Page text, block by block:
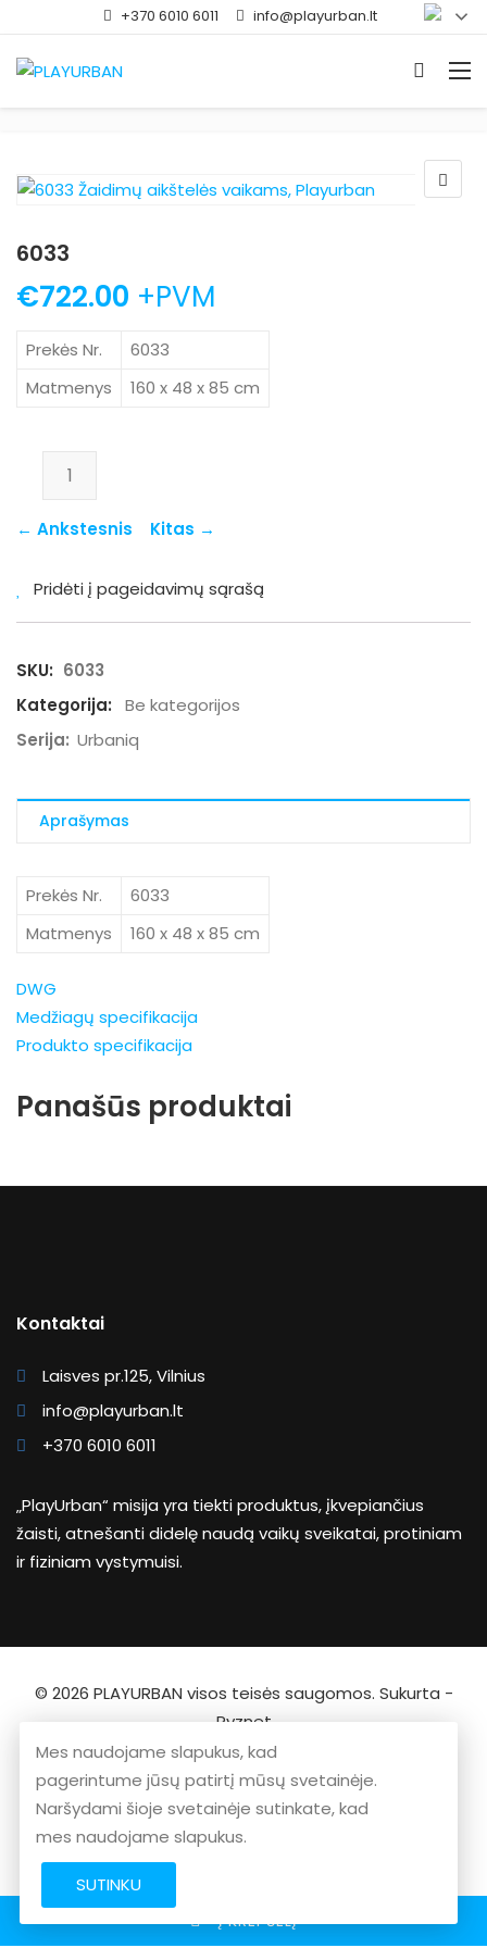
+370 6010 6011 info@playurban.lt
6033
€722.00 +PVM
Prekės Nr.
6033
Matmenys
160 x 48 x 85 cm
produkto kiekis: 6033
Į KREPŠELĮ
← Ankstesnis Kitas →
Pridėti į pageidavimų sąrašą
SKU: 6033
Kategorija:
Be kategorijos
Serija: Urbaniq
Aprašymas
Prekės Nr.
6033
Matmenys
160 x 48 x 85 cm
DWG
Medžiagų specifikacija
Produkto specifikacija
Panašūs produktai
Kontaktai
Laisves pr.125, Vilnius
info@playurban.lt
+370 6010 6011
„PlayUrban“ misija yra tiekti produktus, įkvepiančius
žaisti, atnešanti didelę naudą vaikų sveikatai, protiniam
ir fiziniam vystymuisi.
© 2026 PLAYURBAN visos teisės saugomos. Sukurta -
Ryznet
Mes naudojame slapukus, kad
pagerintume jūsų patirtį mūsų svetainėje.
Naršydami šioje svetainėje sutinkate, kad
mes naudojame slapukus.
SUTINKU